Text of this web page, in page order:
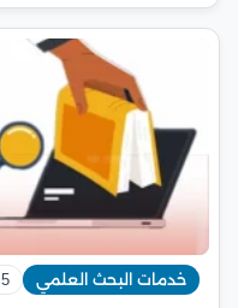
خدمات البحث العلمي 5 يناير 2025